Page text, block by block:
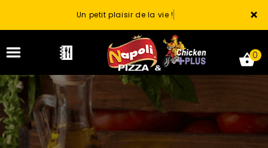
×
Un petit plaisir de la vie !
ACCUEIL
0